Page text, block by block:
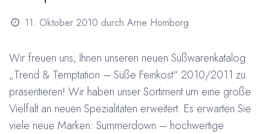
11. Oktober 2010 durch Arne Homborg
Wir freuen uns, Ihnen unseren neuen Süßwarenkatalog
„Trend & Temptation – Süße Feinkost“ 2010/2011 zu
präsentieren! Wir haben unser Sortiment um eine große
Vielfalt an neuen Spezialitäten erweitert. Es erwarten Sie
viele neue Marken: Summerdown – hochwertige